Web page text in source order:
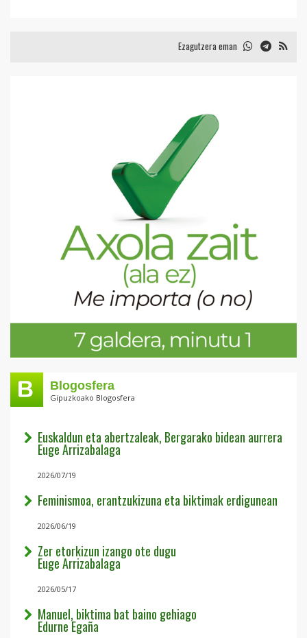
Ezagutzera eman
Blogosfera
Gipuzkoako Blogosfera
Euskaldun eta abertzaleak, Bergarako bidean aurrera
Euge Arrizabalaga
2026/07/19
Feminismoa, erantzukizuna eta biktimak erdigunean
2026/06/19
Zer etorkizun izango ote dugu
Euge Arrizabalaga
2026/05/17
Manuel, biktima bat baino gehiago
Edurne Egaña